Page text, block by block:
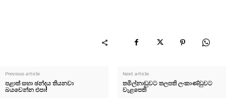
Previous article
පළාත් සභා ඡන්දය තියනවා
බයවෙන්න එපා!
Next article
තමිල්නාඩුවට තලපති ලංකාණ්ඩුවට
වැළපෙති